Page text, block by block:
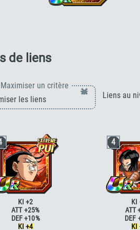
de lienspour Mira
Maximiser un critère × Liens au
KI +2
ATT +25%
DEF +10%
KI +4
4
KI
ATT
DEF
KI